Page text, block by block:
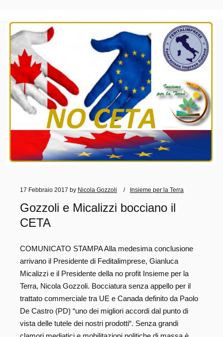
17 Febbraio 2017 by Nicola Gozzoli Insieme per la Terra
Gozzoli e Micalizzi bocciano il
CETA
COMUNICATO STAMPA Alla medesima conclusione
arrivano il Presidente di Feditalimprese, Gianluca
Micalizzi e il Presidente della no profit Insieme per la
Terra, Nicola Gozzoli. Bocciatura senza appello per il
trattato commerciale tra UE e Canada definito da Paolo
De Castro (PD) “uno dei migliori accordi dal punto di
vista delle tutele dei nostri prodotti“. Senza grandi